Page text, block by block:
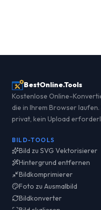
BestOnline.Tools
Kostenlose Online-
die in Ihrem Browser laufen.
privat, kein Upload
BILD-TOOLS
Bild zu SVG Vektorisierer
Hintergrund entfernen
Bildkomprimierer
Foto zu Ausmalbild
Bildkonverter